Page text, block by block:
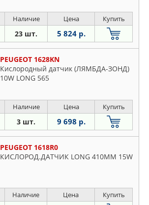
Наличие Цена Купить
23 шт. 5 824 р.
PEUGEOT 1628KN
Кислородный датчик (ЛЯМБДА-ЗОНД)
10W LONG 565
Наличие Цена Купить
3 шт. 9 698 р.
PEUGEOT 1618R0
КИСЛОРОД.ДАТЧИК LONG 410MM 15W
Наличие Цена Купить